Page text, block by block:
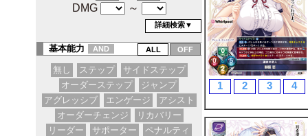
DMG
～
詳細検索▼
基本能力 AND
無し ステップ
サイドステップ
オーダーステップ
ジャンプ
アグレッシブ
エンゲージ
アシスト
オーダーチェンジ
リカバリー
リーダー
サポーター
ペナルティ
1 2 3 4